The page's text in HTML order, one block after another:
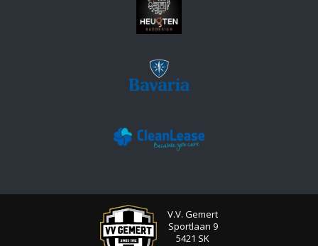
V.V. Gemert
Sportlaan 9
5421 SK